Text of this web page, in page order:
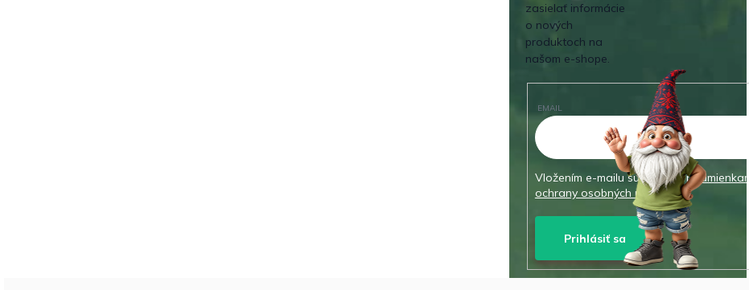
zasielať informácie
o nových
produktoch na
našom e-shope.
EMAIL
Vložením e-mailu súhlasíte spodmienkami
ochrany osobných údajov
Prihlásiť sa